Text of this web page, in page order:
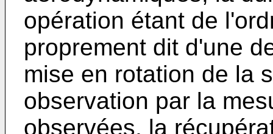
opération étant de
proprement dit d'une
mise en rotation de la
observation par la
observées, la